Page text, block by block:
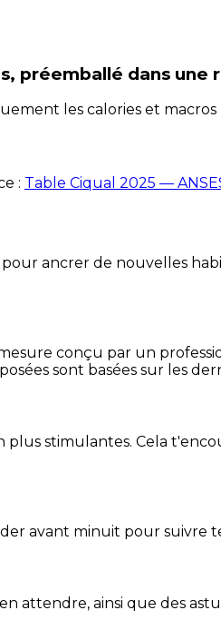
préemballé dans une
les calories et
: Table Ciqual 2025 —
ancrer de nouvelles
conçu par un
sont basées sur les
stimulantes. Cela
avant minuit pour suivre
attendre, ainsi que des